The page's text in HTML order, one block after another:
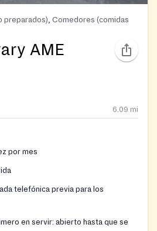
preparados), Comedores (comidas
AME
6.09 mi
por mes
telefónica previa para los
en servir: abierto hasta que se